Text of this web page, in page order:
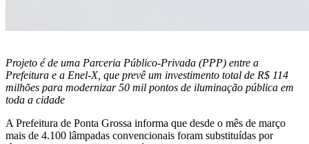
Projeto é de uma Parceria Público-Privada (PPP) entre a
Prefeitura e a Enel-X, que prevê um investimento total de R$ 114
milhões para modernizar 50 mil pontos de iluminação pública em
toda a cidade
A Prefeitura de Ponta Grossa informa que desde o mês de março
mais de 4.100 lâmpadas convencionais foram substituídas por